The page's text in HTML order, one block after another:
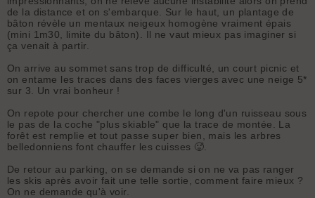
de la distance et on s'embarque. Sur le haut, un plantage de
bâton révèle un mentaux neigeux homogène vraiment épais
(mini 1m30, limite du bâton). Il ne vaut mieux pas imaginer si
ça venait à partir.
On arrive au sommet sans trop de difficulté, un court picnic et
on entame les traces dans des faces vierges avec une neige 5*
sur 3. Un vrai bonheur !
On repote pour chercher une combe le long d'un ruisseau sous
le pas de la coche "plus skiable" que la trace de montée. La
forêt est remplie et tout passe super bien, mais les arbres
belledonniens font chauffer les cuisses 🥵.
De retour au parking, on se demande si on ne va pas ranger
les skis après avoir fait une telle sortie, comment faire mieux ?
On ne demande qu'à voir.